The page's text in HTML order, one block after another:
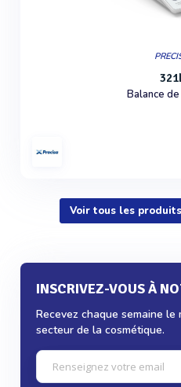
Balance
Voir tous les produits
INSCRIVEZ-VOUS À
Recevez chaque semaine
secteur de la cosmétique.